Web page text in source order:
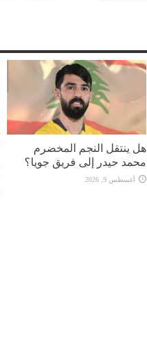
هل ينتقل النجم المخضرم
محمد حيدر إلى فريق جويا؟
أغسطس 9, 2026